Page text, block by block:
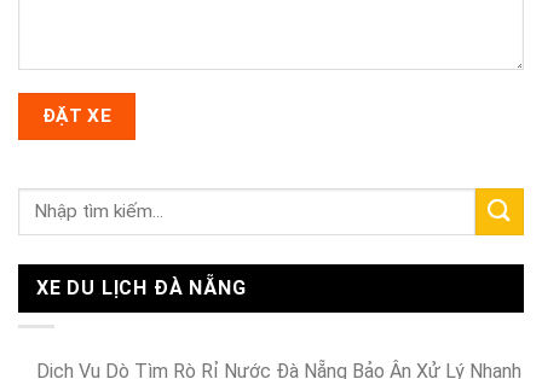
XE DU LỊCH ĐÀ NẴNG
Dịch Vụ Dò Tìm Rò Rỉ Nước Đà Nẵng Bảo Ân Xử Lý Nhanh